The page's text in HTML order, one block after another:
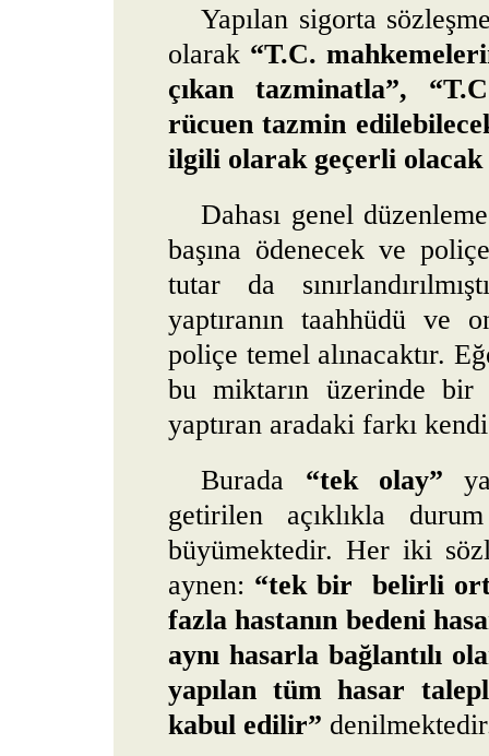
Yapılan sigorta
olarak “T.C.
çıkan tazminatla”,
rücuen tazmin
ilgili olarak geçerli olacak
Dahası genel
başına ödenecek ve
tutar da
yaptıranın taahhüdü ve
poliçe temel alınacaktır.
bu miktarın üzerinde bir
yaptıran aradaki farkı
Burada “tek olay”
getirilen açıklıkla
büyümektedir. Her iki
aynen: “tek bir
belirli
fazla hastanın bedeni
aynı hasarla bağlantılı
yapılan tüm hasar
kabul edilir”